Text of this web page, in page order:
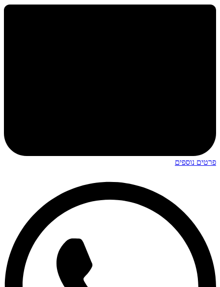
פרטים נוספים